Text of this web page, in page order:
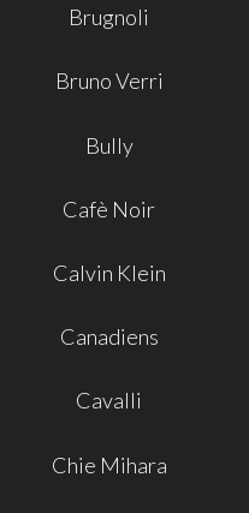
Brugnoli
Bruno Verri
Bully
Cafè Noir
Calvin Klein
Canadiens
Cavalli
Chie Mihara